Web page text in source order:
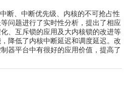
断、中断优先级、内核的不可抢占性
问题进行了实时性分析，提出了相应
、互斥锁的应用及大内核锁的改进等
降低了内核中断延迟和调度延迟。改
器平台中有很好的应用价值，提高了